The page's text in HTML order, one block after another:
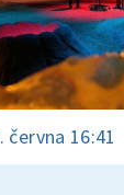
června 16:41